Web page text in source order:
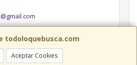
todoloquebusca.com
Aceptar Cookies